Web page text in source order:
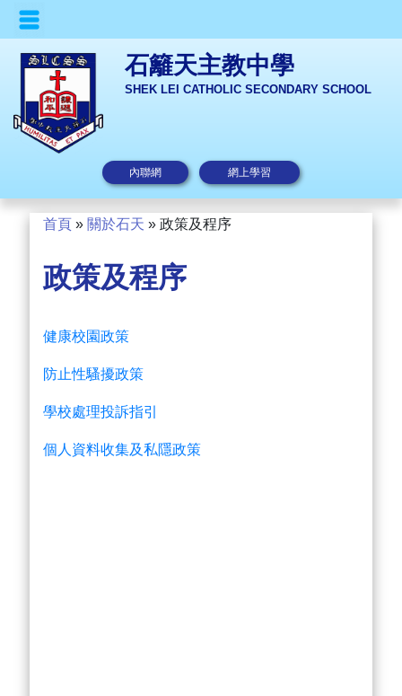
石籬天主教中學
SHEK LEI CATHOLIC SECONDARY SCHOOL
內聯網 網上學習
首頁 » 關於石天 » 政策及程序
政策及程序
健康校園政策
防止性騷擾政策
學校處理投訴指引
個人資料收集及私隱政策